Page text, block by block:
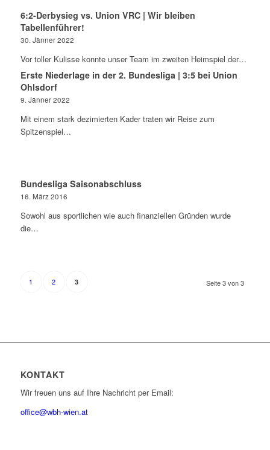
6:2-Derbysieg vs. Union VRC | Wir bleiben
Tabellenführer!
30. Jänner 2022
Vor toller Kulisse konnte unser Team im zweiten Heimspiel der…
Erste Niederlage in der 2. Bundesliga | 3:5 bei Union
Ohlsdorf
9. Jänner 2022
Mit einem stark dezimierten Kader traten wir Reise zum
Spitzenspiel…
Bundesliga Saisonabschluss
16. März 2016
Sowohl aus sportlichen wie auch finanziellen Gründen wurde
die…
Seite 3 von 3
1 2 3
KONTAKT
Wir freuen uns auf Ihre Nachricht per Email:
office@wbh-wien.at